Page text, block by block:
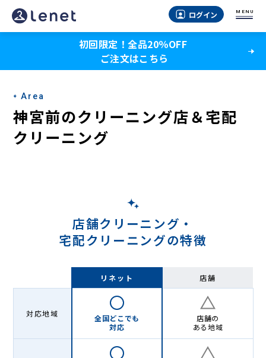
神
宮
の
ク
リ
ー
配
ログイン MENU
初回限定！全品20％OFF
ご注文はこちら
Area
神宮前のクリーニング店＆宅配
クリーニング
店舗クリーニング・
宅配クリーニングの特徴
リネット 店舗
対応地域
全国どこでも
対応
店舗の
ある地域